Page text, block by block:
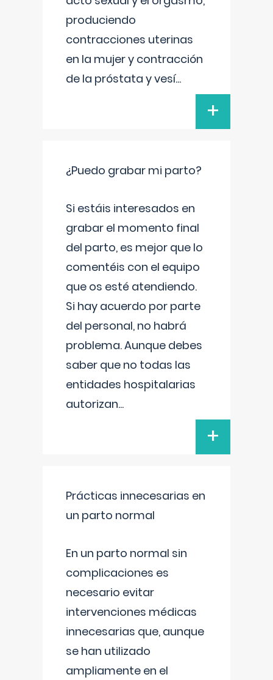
produciendo
contracciones uterinas
en la mujer y contracción
de la próstata y vesí...
+
¿Puedo grabar mi parto?
Si estáis interesados en
grabar el momento final
del parto, es mejor que lo
comentéis con el equipo
que os esté atendiendo.
Si hay acuerdo por parte
del personal, no habrá
problema. Aunque debes
saber que no todas las
entidades hospitalarias
autorizan...
+
Prácticas innecesarias en
un parto normal
En un parto normal sin
complicaciones es
necesario evitar
intervenciones médicas
innecesarias que, aunque
se han utilizado
ampliamente en el